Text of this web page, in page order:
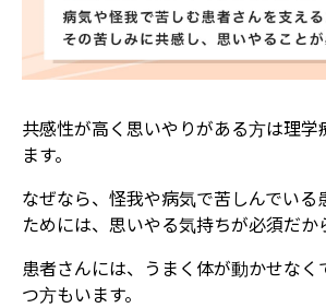
共感性が高く思いやりがある方は理学
ます。
なぜなら、怪我や病気で苦しんでいる
ためには、思いやる気持ちが必須だか
患者さんには、うまく体が動かせなく
つ方もいます。